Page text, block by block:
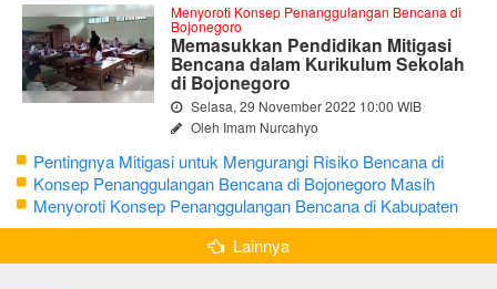
Menyoroti Konsep Penanggulangan Bencana di
Bojonegoro
Memasukkan Pendidikan Mitigasi
Bencana dalam Kurikulum Sekolah
di Bojonegoro
Selasa, 29 November 2022 10:00 WIB
Oleh Imam Nurcahyo
Pentingnya Mitigasi untuk Mengurangi Risiko Bencana di
Bojonegoro
Konsep Penanggulangan Bencana di Bojonegoro Masih
Mengutamakan Tanggap Darurat
Menyoroti Konsep Penanggulangan Bencana di Kabupaten
Bojonegoro
Lainnya